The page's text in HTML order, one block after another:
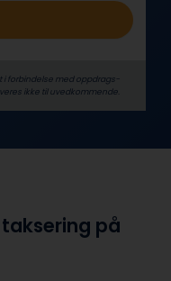
i forbindelse med oppdrags­
ikke til uvedkommende.
på